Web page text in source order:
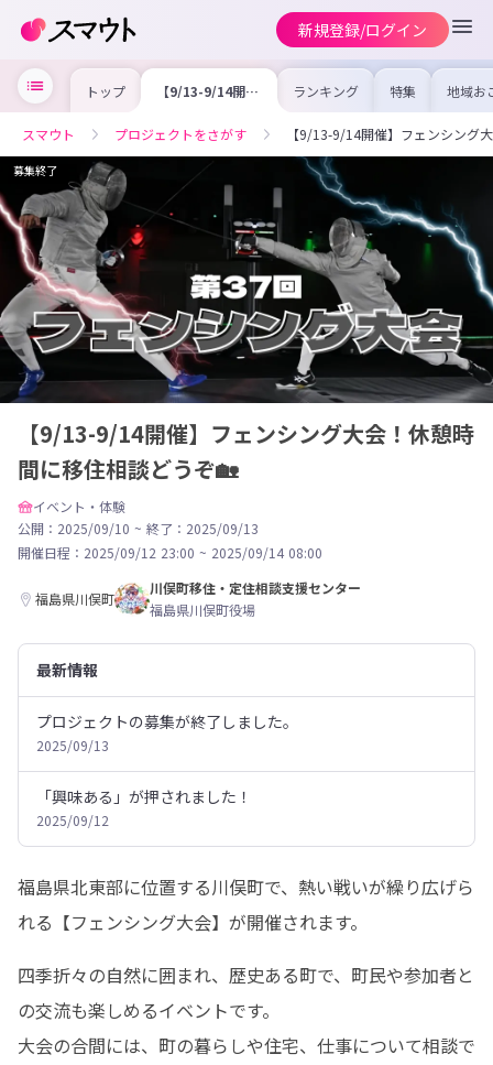
新規登録/ログイン
トップ 【9/13-9/14開
催】フェンシング
移住相談どうぞ🏡
ランキング 特集 地域お
の求
を集め
事内容
を比較
合った
スマウト プロジェクトをさがす 【9/13-9/14開催】フェンシング
募集終了
【9/13-9/14開催】フェンシング大会！休憩時
間に移住相談どうぞ🏡
イベント・体験
公開：2025/09/10 ~ 終了：2025/09/13
開催日程： 2025/09/12 23:00 ~ 2025/09/14 08:00
福島県川俣町
川俣町移住・定住相談支援センター
福島県川俣町役場
最新情報
プロジェクトの募集が終了しました。
2025/09/13
「興味ある」が押されました！
2025/09/12
福島県北東部に位置する川俣町で、熱い戦いが繰り広げら
れる【フェンシング大会】が開催されます。
四季折々の自然に囲まれ、歴史ある町で、町民や参加者と
の交流も楽しめるイベントです。
大会の合間には、町の暮らしや住宅、仕事について相談で